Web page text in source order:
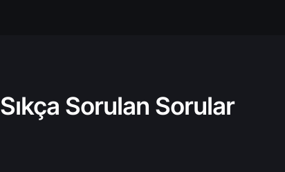
Sıkça Sorulan Sorular